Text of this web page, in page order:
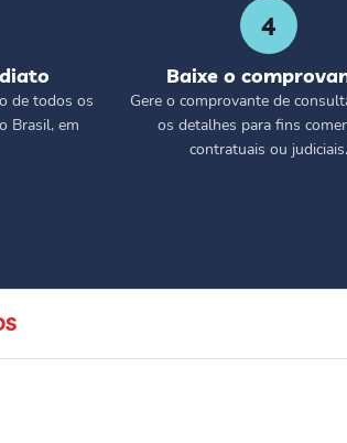
de todos os
Brasil, em
4
Baixe o
Gere o comprovante de
os detalhes para fins
contratuais ou judiciais.